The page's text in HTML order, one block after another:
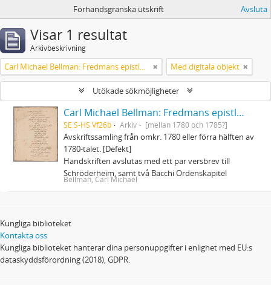
Förhandsgranska utskrift Avsluta
Visar 1 resultat
Arkivbeskrivning
Carl Michael Bellman: Fredmans epistlar och sånger m.fl. Bellman-texter Med digitala objekt
Utökade sökmöjligheter
Carl Michael Bellman: Fredmans epistlar och sånger m.fl. Bellman-texter
SE S-HS Vf26b Arkiv [mellan 1780 och 1785?]
Avskriftssamling från omkr. 1780 eller förra hälften av
1780-talet. [Defekt]
Handskriften avslutas med ett par versbrev till
Schröderheim, samt två Bacchi Ordenskapitel
Bellman, Carl Michael
Kungliga biblioteket
Kontakta oss
Kungliga biblioteket hanterar dina personuppgifter i enlighet med EU:s
dataskyddsförordning (2018), GDPR.